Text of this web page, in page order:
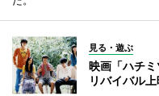
見る・遊ぶ
映画「ハチ
リバイバル